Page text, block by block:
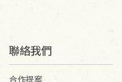
聯絡我們
合作提案